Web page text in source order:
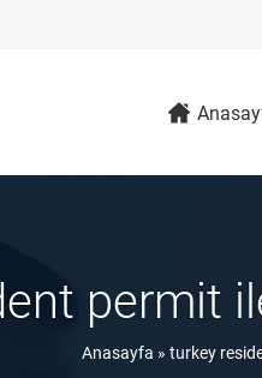
permit
Anasayfa » turkey